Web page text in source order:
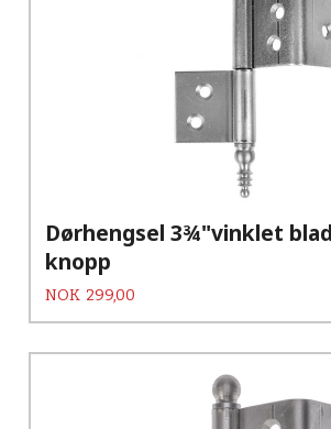
Dørhengsel 3¾"vinklet
knopp
Pris
NOK 299,00